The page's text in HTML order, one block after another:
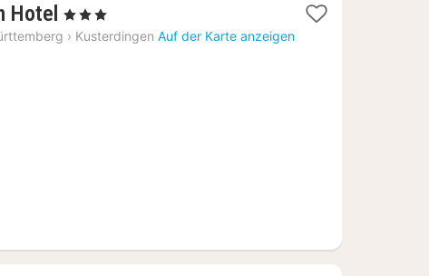
Hotel 2
Nächte
, 3 Sterne
› Kusterdingen Auf der Karte anzeigen